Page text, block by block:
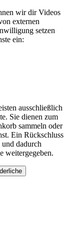
wir dir Videos
externen
setzen
ein:
ausschließlich
Sie dienen zum
sammeln oder
Ein Rückschluss
dadurch
weitergegeben.